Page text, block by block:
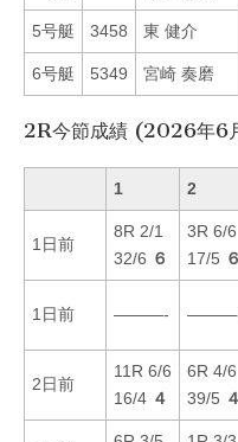
5号艇 3458 東 健介
6号艇 5349 宮崎 奏磨
2R今節成績 (2026年6
1 2
1日前
8R 2/1
32/6 ６
3R 6/6
17/5 ６
1日前 ———-
2日前
11R 6/6
16/4 ４
6R 4/6
39/5 ４